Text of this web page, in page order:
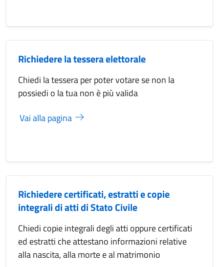
Richiedere la tessera elettorale
Chiedi la tessera per poter votare se non la
possiedi o la tua non è più valida
Vai alla pagina
Richiedere certificati, estratti e copie
integrali di atti di Stato Civile
Chiedi copie integrali degli atti oppure certificati
ed estratti che attestano informazioni relative
alla nascita, alla morte e al matrimonio